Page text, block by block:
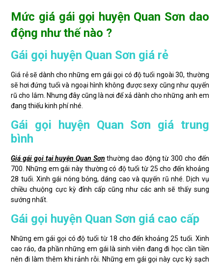
Mức giá gái gọi huyện Quan Sơn dao
động như thế nào ?
Gái gọi huyện Quan Sơn giá rẻ
Giá rẻ sẽ dành cho những em gái gọi có độ tuổi ngoài 30, thường
sẽ hơi đứng tuổi và ngoại hình không được sexy cũng như quyến
rũ cho lắm. Nhưng đây cũng là nơi để xả dành cho những anh em
đang thiếu kinh phí nhé.
Gái gọi huyện Quan Sơn giá trung
bình
Giá gái gọi tại huyện Quan Sơn thường dao động từ 300 cho đến
700. Những em gái này thường có độ tuổi từ 25 cho đến khoảng
28 tuổi. Xinh gái nóng bỏng, dáng cao và quyến rũ nhé. Dịch vụ
chiều chuộng cực kỳ đỉnh cấp cũng như các anh sẽ thấy sung
sướng nhất.
Gái gọi huyện Quan Sơn giá cao cấp
Những em gái gọi có độ tuổi từ 18 cho đến khoảng 25 tuổi. Xinh
cao ráo, đa phần những em gái là sinh viên đang đi học cần tiền
nên đi làm thêm khi rảnh rỗi. Những em gái gọi này cực kỳ sạch